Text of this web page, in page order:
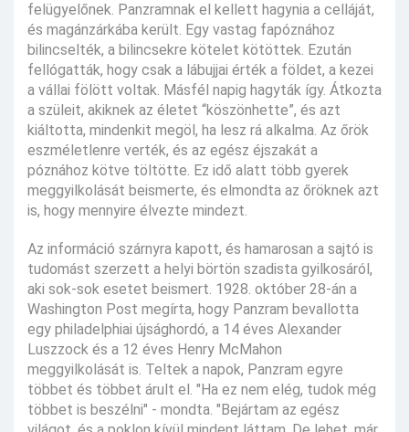
felügyelőnek. Panzramnak el kellett hagynia a celláját,
és magánzárkába került. Egy vastag fapóznához
bilincselték, a bilincsekre kötelet kötöttek. Ezután
fellógatták, hogy csak a lábujjai érték a földet, a kezei
a vállai fölött voltak. Másfél napig hagyták így. Átkozta
a szüleit, akiknek az életet “köszönhette”, és azt
kiáltotta, mindenkit megöl, ha lesz rá alkalma. Az őrök
eszméletlenre verték, és az egész éjszakát a
póznához kötve töltötte. Ez idő alatt több gyerek
meggyilkolását beismerte, és elmondta az őröknek azt
is, hogy mennyire élvezte mindezt.
Az információ szárnyra kapott, és hamarosan a sajtó is
tudomást szerzett a helyi börtön szadista gyilkosáról,
aki sok-sok esetet beismert. 1928. október 28-án a
Washington Post megírta, hogy Panzram bevallotta
egy philadelphiai újsághordó, a 14 éves Alexander
Luszzock és a 12 éves Henry McMahon
meggyilkolását is. Teltek a napok, Panzram egyre
többet és többet árult el. "Ha ez nem elég, tudok még
többet is beszélni" - mondta. "Bejártam az egész